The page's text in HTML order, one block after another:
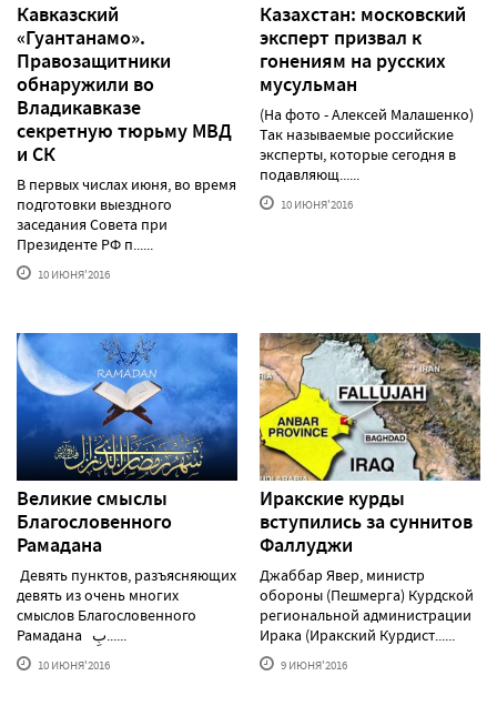
Кавказский
«Гуантанамо».
Правозащитники
обнаружили во
Владикавказе
секретную тюрьму МВД
и СК
В первых числах июня, во время
подготовки выездного
заседания Совета при
Президенте РФ п......
10 ИЮНЯ'2016
Казахстан: московский
эксперт призвал к
гонениям на русских
мусульман
(На фото - Алексей Малашенко)
Так называемые российские
эксперты, которые сегодня в
подавляющ......
10 ИЮНЯ'2016
Великие смыслы
Благословенного
Рамадана
Девять пунктов, разъясняющих
девять из очень многих
смыслов Благословенного
Рамадана بِ......
10 ИЮНЯ'2016
Иракские курды
вступились за суннитов
Фаллуджи
Джаббар Явер, министр
обороны (Пешмерга) Курдской
региональной администрации
Ирака (Иракский Курдист......
9 ИЮНЯ'2016